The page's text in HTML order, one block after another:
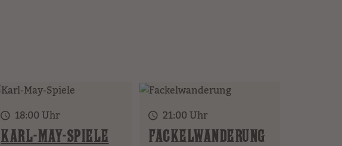
18:00 Uhr
KARL-MAY-SPIELE
21:00 Uhr
FACKELWANDERUNG